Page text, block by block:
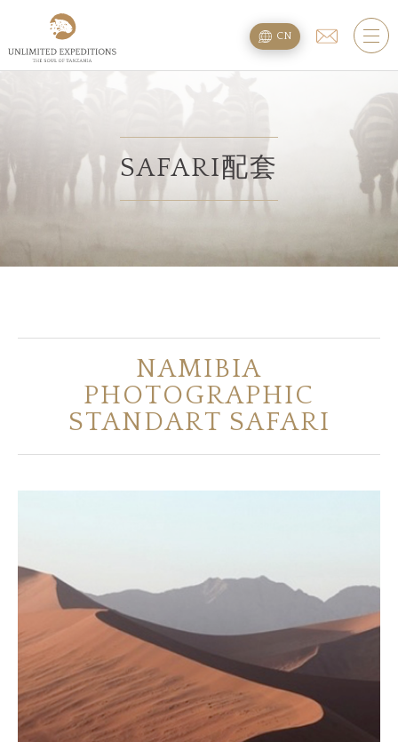
SAFARI旅游配套
海滩度假附加项
疑问
关于我们
谁是SOUL OF TANZANIA
联系我们
SAFARI配套
NAMIBIA
PHOTOGRAPHIC
STANDART SAFARI
CN